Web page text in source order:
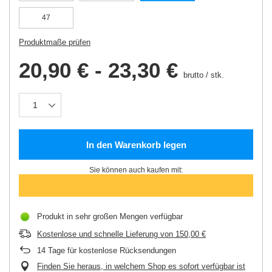
47
Produktmaße prüfen
20,90 € - 23,30 € brutto / stk.
In den Warenkorb legen
Sie können auch kaufen mit:
Produkt in sehr großen Mengen verfügbar
Kostenlose und schnelle Lieferung von 150,00 €
14 Tage für kostenlose Rücksendungen
Finden Sie heraus, in welchem Shop es sofort verfügbar ist